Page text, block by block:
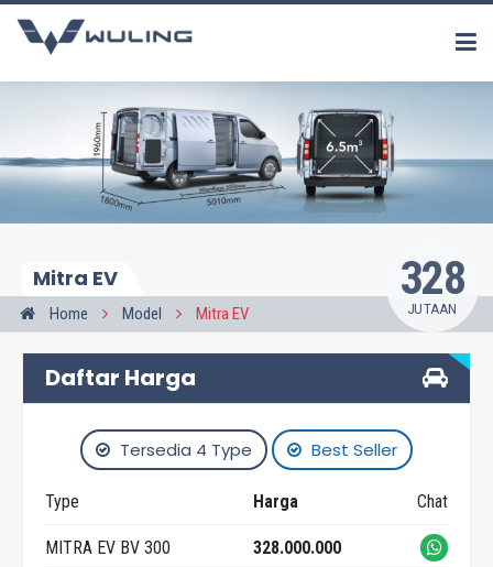
Mitra EV
Home Model Mitra EV
328
JUTAAN
Daftar Harga
Tersedia 4 Type Best Seller
Type Harga Chat
MITRA EV BV 300 328.000.000